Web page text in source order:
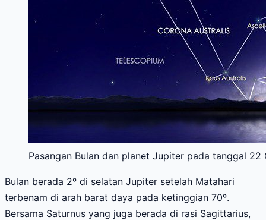
Pasangan Bulan dan planet Jupiter pada tanggal
Bulan berada 2º di selatan Jupiter setelah Matahari
terbenam di arah barat daya pada ketinggian 70º.
Bersama Saturnus yang juga berada di rasi Sagittarius,